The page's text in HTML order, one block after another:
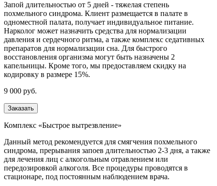
Запой длительностью от 5 дней - тяжелая степень
похмельного синдрома. Клиент размещается в палате в
одноместной палата, получает индивидуальное питание.
Нарколог может назначить средства для нормализации
давления и сердечного ритма, а также комплекс седативных
препаратов для нормализации сна. Для быстрого
восстановления организма могут быть назначены 2
капельницы. Кроме того, мы предоставляем скидку на
кодировку в размере 15%.
9 000 руб.
Заказать
Комплекс «Быстрое вытрезвление»
Данный метод рекомендуется для смягчения похмельного
синдрома, прерывания запоев длительностью 2-3 дня, а также
для лечения лиц с алкогольным отравлением или
передозировкой алкоголя. Все процедуры проводятся в
стационаре, под постоянным наблюдением врача.